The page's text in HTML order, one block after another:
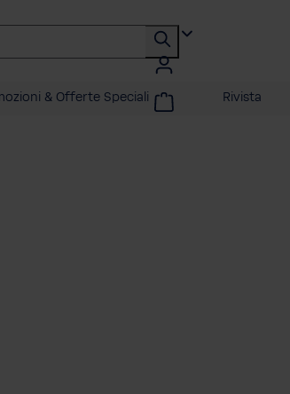
& Offerte Speciali Rivista